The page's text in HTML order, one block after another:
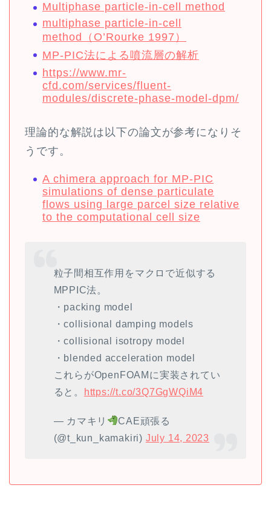
Multiphase particle-in-cell method
multiphase particle-in-cell
method（O’Rourke 1997）
MP-PIC法による噴流層の解析
https://www.mr-
cfd.com/services/fluent-
modules/discrete-phase-model-dpm/
理論的な解説は以下の論文が参考になりそ
うです。
A chimera approach for MP-PIC
simulations of dense particulate
flows using large parcel size relative
to the computational cell size
粒子間相互作用をマクロで近似する
MPPIC法。
・packing model
・collisional damping models
・collisional isotropy model
・blended acceleration model
これらがOpenFOAMに実装されてい
ると。
https://t.co/3Q7GgWQiM4
— カマキリ
CAE頑張る
(@t_kun_kamakiri) July 14, 2023